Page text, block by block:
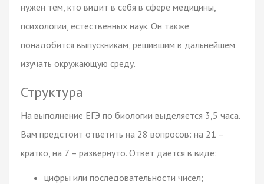
нужен тем, кто видит в себя в сфере медицины,
психологии, естественных наук. Он также
понадобится выпускникам, решившим в дальнейшем
изучать окружающую среду.
Структура
На выполнение ЕГЭ по биологии выделяется 3,5 часа.
Вам предстоит ответить на 28 вопросов: на 21 –
кратко, на 7 – развернуто. Ответ дается в виде:
цифры или последовательности чисел;